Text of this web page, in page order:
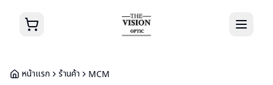
หน้าแรก ร้านค้า MCM